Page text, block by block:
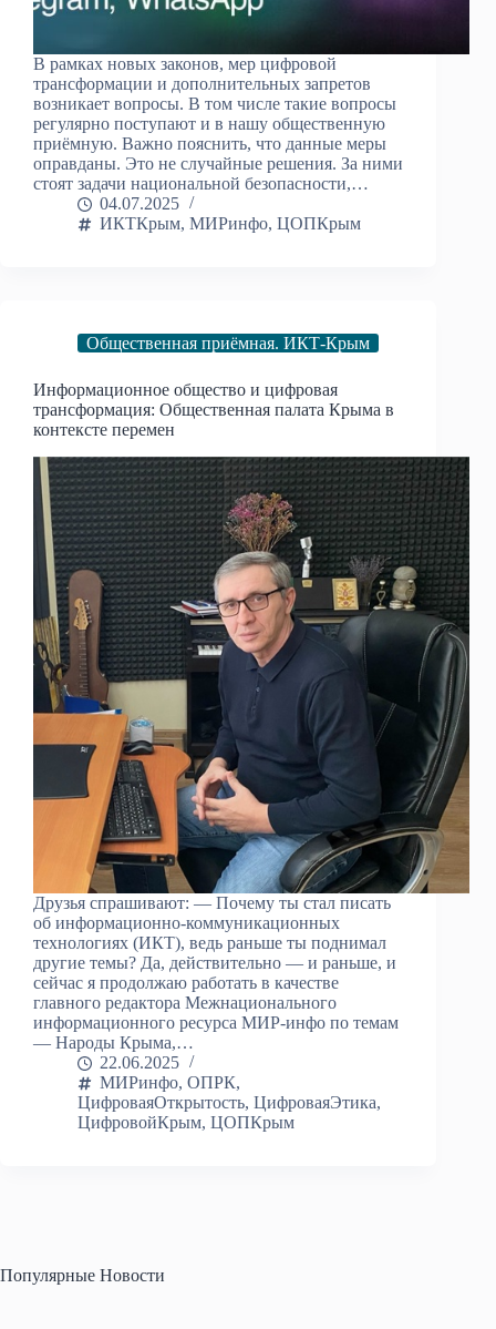
В рамках новых законов, мер цифровой
трансформации и дополнительных запретов
возникает вопросы. В том числе такие вопросы
регулярно поступают и в нашу общественную
приёмную. Важно пояснить, что данные меры
оправданы. Это не случайные решения. За ними
стоят задачи национальной безопасности,…
04.07.2025
ИКТКрым, МИРинфо, ЦОПКрым
Общественная приёмная. ИКТ-Крым
Информационное общество и цифровая
трансформация: Общественная палата Крыма в
контексте перемен
Друзья спрашивают: — Почему ты стал писать
об информационно-коммуникационных
технологиях (ИКТ), ведь раньше ты поднимал
другие темы? Да, действительно — и раньше, и
сейчас я продолжаю работать в качестве
главного редактора Межнационального
информационного ресурса МИР-инфо по темам
— Народы Крыма,…
22.06.2025
МИРинфо, ОПРК,
ЦифроваяОткрытость, ЦифроваяЭтика,
ЦифровойКрым, ЦОПКрым
Популярные Новости